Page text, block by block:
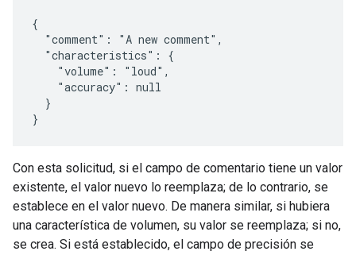
{
  "comment": "A new comment",
  "characteristics": {
    "volume": "loud",
    "accuracy": null
  }
}
Con esta solicitud, si el campo de comentario tiene un valor
existente, el valor nuevo lo reemplaza; de lo contrario, se
establece en el valor nuevo. De manera similar, si hubiera
una característica de volumen, su valor se reemplaza; si no,
se crea. Si está establecido, el campo de precisión se